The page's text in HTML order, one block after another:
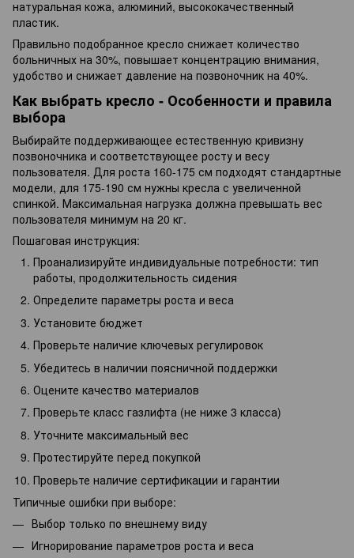
натуральная кожа, алюминий, высококачественный
пластик.
Правильно подобранное кресло снижает количество
больничных на 30%, повышает концентрацию внимания,
удобство и снижает давление на позвоночник на 40%.
Как выбрать кресло - Особенности и правила
выбора
Выбирайте поддерживающее естественную кривизну
позвоночника и соответствующее росту и весу
пользователя. Для роста 160-175 см подходят стандартные
модели, для 175-190 см нужны кресла с увеличенной
спинкой. Максимальная нагрузка должна превышать вес
пользователя минимум на 20 кг.
Пошаговая инструкция:
Проанализируйте индивидуальные потребности: тип
работы, продолжительность сидения
Определите параметры роста и веса
Установите бюджет
Проверьте наличие ключевых регулировок
Убедитесь в наличии поясничной поддержки
Оцените качество материалов
Проверьте класс газлифта (не ниже 3 класса)
Уточните максимальный вес
Протестируйте перед покупкой
Проверьте наличие сертификации и гарантии
Типичные ошибки при выборе:
Выбор только по внешнему виду
Игнорирование параметров роста и веса